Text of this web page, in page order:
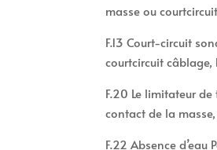
masse ou
F.13 Court-circuit
courtcircuit
F.20 Le limitateur
contact de la
F.22 Absence